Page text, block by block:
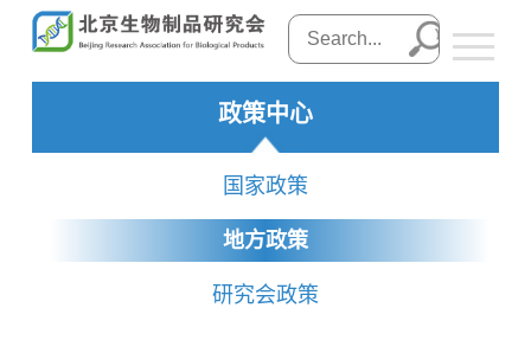
政策中心
国家政策
地方政策
研究会政策